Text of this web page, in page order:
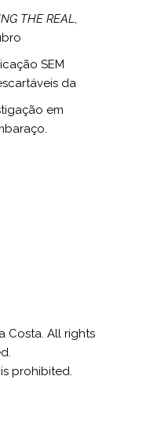
THE REAL,
SEM
da
em
Costa. All rights
prohibited.